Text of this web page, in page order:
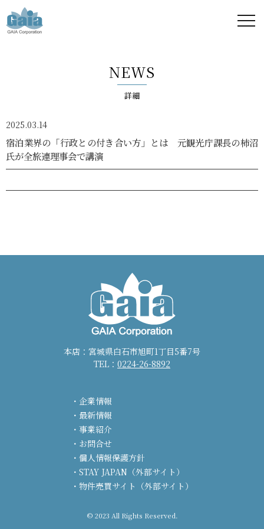
ア -
GAIA
Corporation
-
NEWS
詳細
2025.03.14
宿泊業界の「行政との付き合い方」とは 元観光庁課長の柿沼
氏が全旅連理事会で講演
本店：宮城県白石市旭町1丁目5番7号
TEL： 0224-26-8892
企業情報
最新情報
事業紹介
お問合せ
個人情報保護方針
STAY JAPAN（外部サイト）
物件売買サイト（外部サイト）
© 2023 All Rights Reserved.